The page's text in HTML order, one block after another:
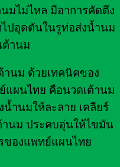
มไม่ไหล มีอาการคัดตึง
ปอุดตันในรูท่อส่งน้ำนม
ต้านม
นม ด้วยเทคนิคของ
แผนไทย คือนวดเต้านม
ำนมให้ละลาย เคลียร์
านม ประคบอุ่นให้ไขมัน
ของแพทย์แผนไทย